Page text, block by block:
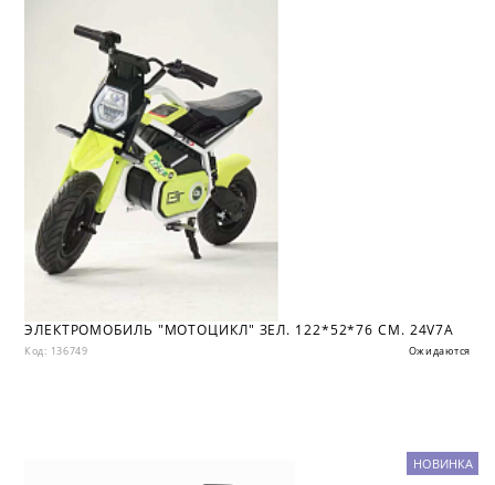
ЭЛЕКТРОМОБИЛЬ "МОТОЦИКЛ" ЗЕЛ. 122*52*76 СМ. 24V7A
Код: 136749 Ожидаются
НОВИНКА